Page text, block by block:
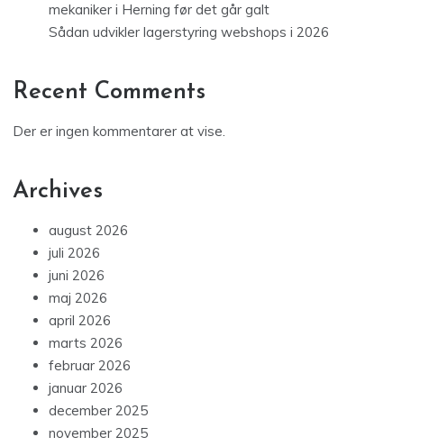
mekaniker i Herning før det går galt
Sådan udvikler lagerstyring webshops i 2026
Recent Comments
Der er ingen kommentarer at vise.
Archives
august 2026
juli 2026
juni 2026
maj 2026
april 2026
marts 2026
februar 2026
januar 2026
december 2025
november 2025